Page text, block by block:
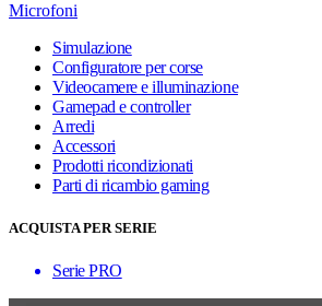
Microfoni
Simulazione
Configuratore per corse
Videocamere e illuminazione
Gamepad e controller
Arredi
Accessori
Prodotti ricondizionati
Parti di ricambio gaming
ACQUISTA PER SERIE
Serie PRO